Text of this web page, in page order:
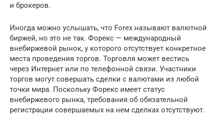
и брокеров.
Иногда можно услышать, что Forex называют валютной
биржей, но это не так. Форекс — международный
внебиржевой рынок, у которого отсутствует конкретное
места проведения торгов. Торговля может вестись
через Интернет или по телефонной связи. Участники
торгов могут совершать сделки с валютами из любой
точки мира. Поскольку Форекс имеет статус
внебиржевого рынка, требования об обязательной
регистрации совершаемых на нем сделках отсутствуют.